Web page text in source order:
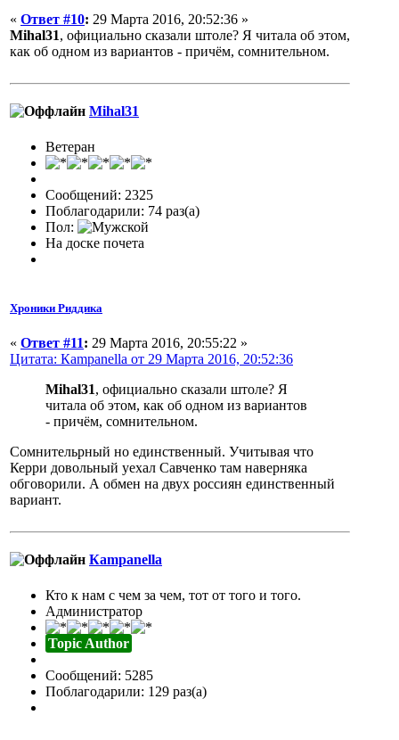
« Ответ #10: 29 Марта 2016, 20:52:36 »
Mihal31, официально сказали штоле? Я читала об этом,
как об одном из вариантов - причём, сомнительном.
Mihal31
Ветеран
Сообщений: 2325
Поблагодарили: 74 раз(а)
Пол:
На доске почета
Хроники Риддика
« Ответ #11: 29 Марта 2016, 20:55:22 »
Цитата: Кampanella от 29 Марта 2016, 20:52:36
Mihal31, официально сказали штоле? Я
читала об этом, как об одном из вариантов
- причём, сомнительном.
Сомнительрный но единственный. Учитывая что
Керри довольный уехал Савченко там наверняка
обговорили. А обмен на двух россиян единственный
вариант.
Кampanella
Кто к нам с чем за чем, тот от того и того.
Администратор
Topic Author
Сообщений: 5285
Поблагодарили: 129 раз(а)